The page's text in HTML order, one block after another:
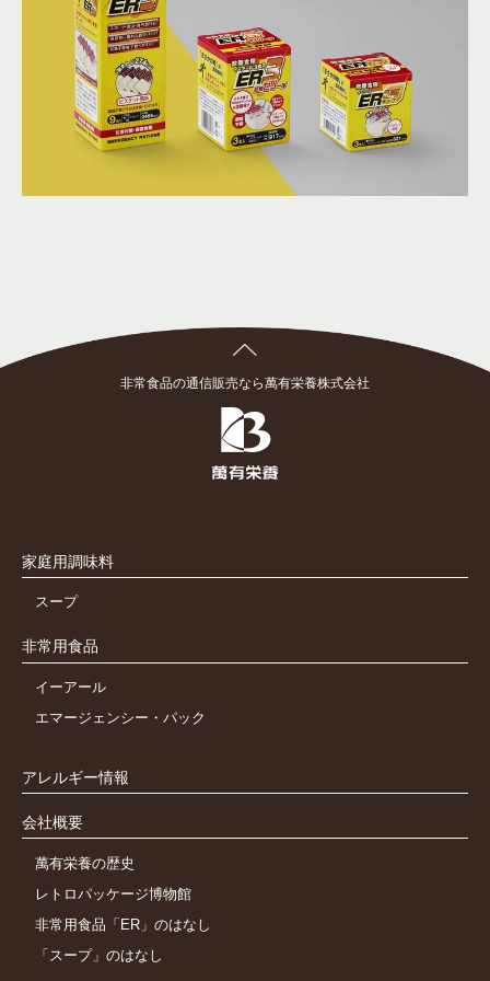
非常食品の通信販売なら萬有栄養株式会社
家庭用調味料
スープ
非常用食品
イーアール
エマージェンシー・パック
アレルギー情報
会社概要
萬有栄養の歴史
レトロパッケージ博物館
非常用食品「ER」のはなし
「スープ」のはなし